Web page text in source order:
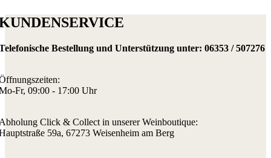
Bestellung und Unterstützung unter: 06353 / 507276
Fr, 09:00 - 17:00 Uhr
Click & Collect in unserer Weinboutique:
59a, 67273 Weisenheim am Berg